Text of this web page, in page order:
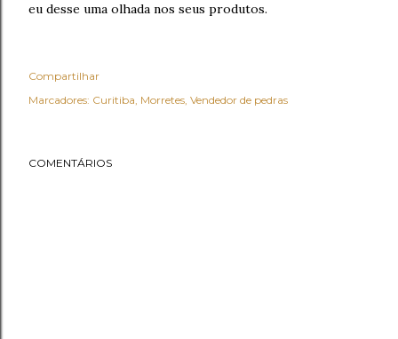
eu desse uma olhada nos seus produtos.
Compartilhar
Marcadores: Curitiba Morretes Vendedor de pedras
COMENTÁRIOS